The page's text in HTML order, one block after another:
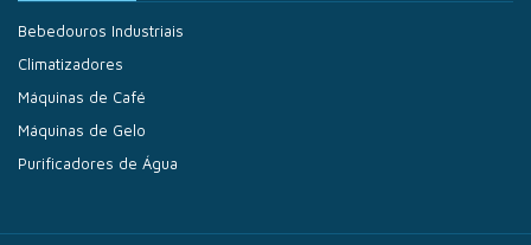
Bebedouros Industriais
Climatizadores
Máquinas de Café
Máquinas de Gelo
Purificadores de Água